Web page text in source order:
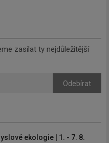
zasílat ty nejdůležitější
Odebírat
ekologie | 1. - 7. 8.